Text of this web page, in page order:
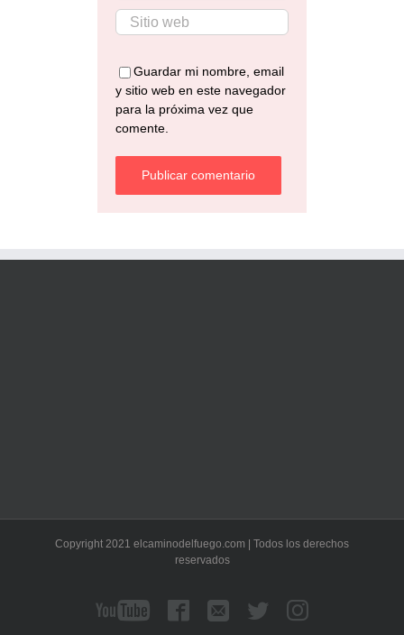
Guardar mi nombre, email
y sitio web en este navegador
para la próxima vez que
comente.
Copyright 2021 elcaminodelfuego.com | Todos los derechos
reservados
YouTubeFacebook
CorreoTwitterInstagram